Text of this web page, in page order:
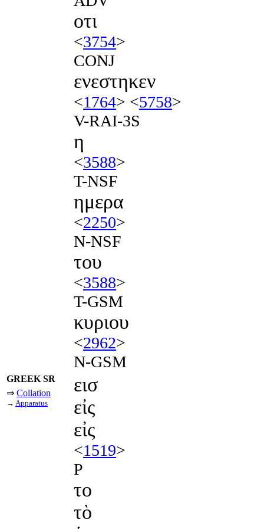
οτι
<3754>
CONJ
ενεστηκεν
<1764> <5758>
V-RAI-3S
η
<3588>
T-NSF
ημερα
<2250>
N-NSF
του
<3588>
T-GSM
κυριου
<2962>
N-GSM
GREEK SR
⇒ Collation
→ Apparatus
εισ
εἰς
εἰς
<1519>
P
το
τὸ